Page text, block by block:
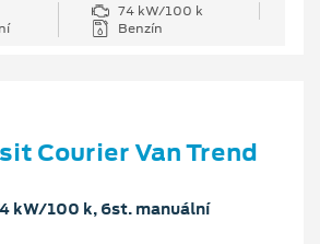
74 kW/100 k
Benzín
Courier Van Trend
kW/100 k, 6st. manuální